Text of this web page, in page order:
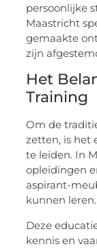
persoonlijke
Maastricht
gemaakte
zijn
Het
Training
Om de
zetten, is het
te leiden. In
opleidingen
aspirant-
kunnen leren.
Deze
kennis en